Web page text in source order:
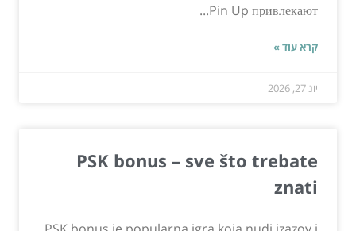
Pin Up привлекают...
קרא עוד »
יונ 27, 2026
PSK bonus – sve što trebate
znati